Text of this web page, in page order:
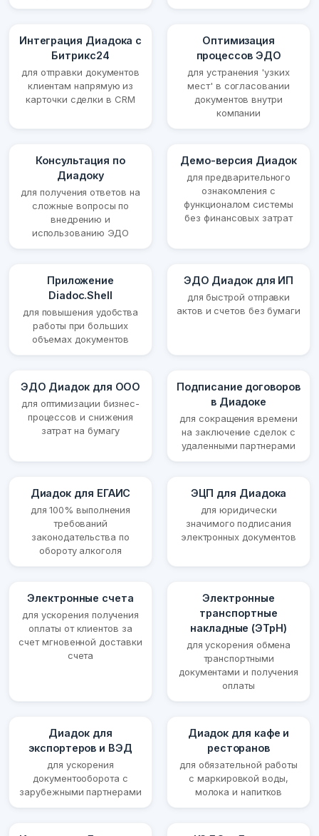
Интеграция Диадока с
Битрикс24
для отправки документов
клиентам напрямую из
карточки сделки в CRM
Оптимизация
процессов ЭДО
для устранения 'узких
мест' в согласовании
документов внутри
компании
Консультация по
Диадоку
для получения ответов на
сложные вопросы по
внедрению и
использованию ЭДО
Демо-версия Диадок
для предварительного
ознакомления с
функционалом системы
без финансовых затрат
Приложение
Diadoc.Shell
для повышения удобства
работы при больших
объемах документов
ЭДО Диадок для ИП
для быстрой отправки
актов и счетов без бумаги
ЭДО Диадок для ООО
для оптимизации бизнес-
процессов и снижения
затрат на бумагу
Подписание договоров
в Диадоке
для сокращения времени
на заключение сделок с
удаленными партнерами
Диадок для ЕГАИС
для 100% выполнения
требований
законодательства по
обороту алкоголя
ЭЦП для Диадока
для юридически
значимого подписания
электронных документов
Электронные счета
для ускорения получения
оплаты от клиентов за
счет мгновенной доставки
счета
Электронные
транспортные
накладные (ЭТрН)
для ускорения обмена
транспортными
документами и получения
оплаты
Диадок для
экспортеров и ВЭД
для ускорения
документооборота с
зарубежными партнерами
Диадок для кафе и
ресторанов
для обязательной работы
с маркировкой воды,
молока и напитков